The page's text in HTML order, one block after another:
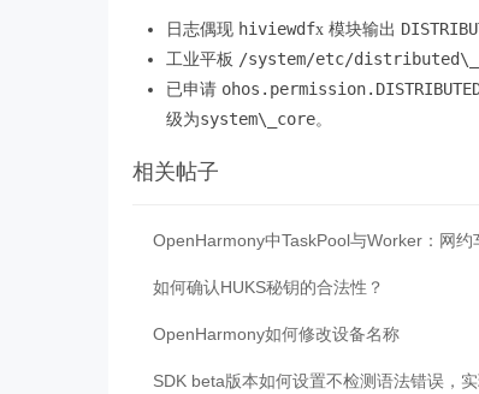
日志偶现 hiviewdfx 模块输出
工业平板 /system/etc/
已申请
级为system\_core。
相关帖子
OpenHarmony中TaskPool与Worker：网约
如何确认HUKS秘钥的合法性？
OpenHarmony如何修改设备名称
SDK beta版本如何设置不检测语法错误，